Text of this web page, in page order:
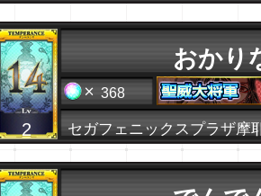
2
おかり
368
セガフェニックスプラザ摩